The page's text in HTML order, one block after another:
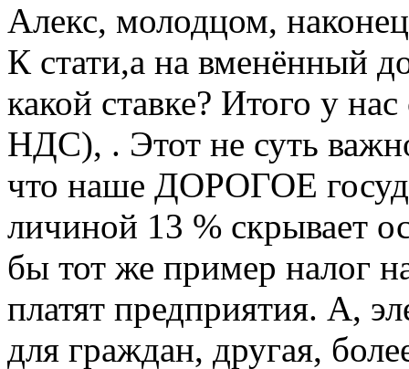
Алекс, молодцом,
К стати,а на вменённый
какой ставке? Итого у
НДС), . Этот не суть
что наше ДОРОГОЕ
личиной 13 % скрывает
бы тот же пример налог
платят предприятия. А,
для граждан, другая,